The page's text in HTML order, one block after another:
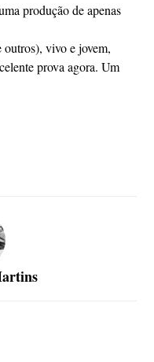
produção de apenas
vivo e jovem,
prova agora. Um